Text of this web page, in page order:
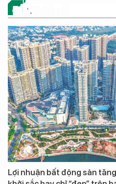
ĐỪNG BỎ LỠ
Lợi nhuận bất động sản